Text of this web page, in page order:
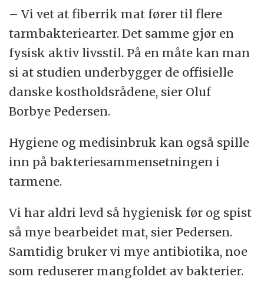
– Vi vet at fiberrik mat fører til flere
tarmbakteriearter. Det samme gjør en
fysisk aktiv livsstil. På en måte kan man
si at studien underbygger de offisielle
danske kostholdsrådene, sier Oluf
Borbye Pedersen.
Hygiene og medisinbruk kan også spille
inn på bakteriesammensetningen i
tarmene.
Vi har aldri levd så hygienisk før og spist
så mye bearbeidet mat, sier Pedersen.
Samtidig bruker vi mye antibiotika, noe
som reduserer mangfoldet av bakterier.